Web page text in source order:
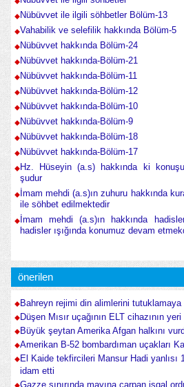
Nübüvvet ile ilgili söhbetler Bölüm-13
Vahabilik ve selefilik hakkında Bölüm-5
Nübüvvet hakkında Bölüm-24
Nübüvvet hakkında-Bölüm-21
Nübüvvet hakkında-Bölüm-11
Nübüvvet hakkında-Bölüm-12
Nübüvvet hakkında-Bölüm-10
Nübüvvet hakkında-Bölüm-9
Nübüvvet hakkında-Bölüm-18
Nübüvvet hakkında-Bölüm-17
Hz. Hüseyin (a.s) hakkında ki
şudur
İmam mehdi (a.s)ın zuhuru hakkında
ile söhbet edilmektedir
İmam mehdi (a.s)ın hakkında
hadisler ışığında konumuz devam
önerilen
Bahreyn rejimi din alimlerini tutuklamaya
Düşen Mısır uçağının ELT cihazının
Büyük şeytan Amerika Afgan halkını
Amerikan B-52 bombardıman uçakları
El Kaide tekfircileri Mansur Hadi yanlısı
idam etti
Gazze sınırında mayına çarpan işgal